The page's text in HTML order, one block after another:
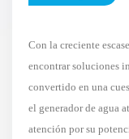
Con la creciente
encontrar soluciones
convertido en una
el generador de agua
atención por su